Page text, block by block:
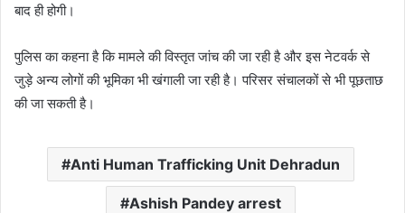
बाद ही होगी।
पुलिस का कहना है कि मामले की विस्तृत जांच की जा रही है और इस नेटवर्क से
जुड़े अन्य लोगों की भूमिका भी खंगाली जा रही है। परिसर संचालकों से भी पूछताछ
की जा सकती है।
Anti Human Trafficking Unit Dehradun
Ashish Pandey arrest